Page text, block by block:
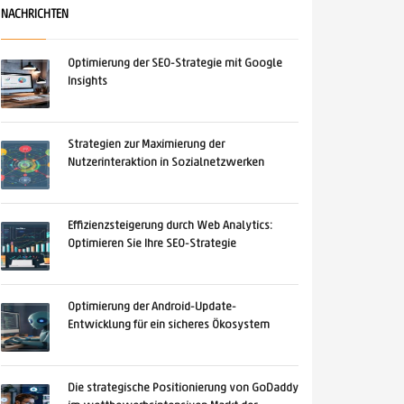
NACHRICHTEN
Optimierung der SEO-Strategie mit Google
Insights
Strategien zur Maximierung der
Nutzerinteraktion in Sozialnetzwerken
Effizienzsteigerung durch Web Analytics:
Optimieren Sie Ihre SEO-Strategie
Optimierung der Android-Update-
Entwicklung für ein sicheres Ökosystem
Die strategische Positionierung von GoDaddy